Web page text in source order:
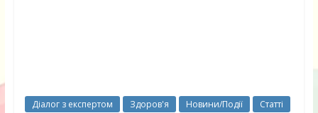
Діалог з експертом Здоров'я Новини/Події Статті